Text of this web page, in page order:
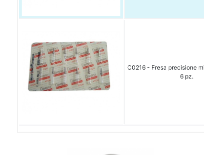
C0216 - Fresa precisione misura
6 pz.